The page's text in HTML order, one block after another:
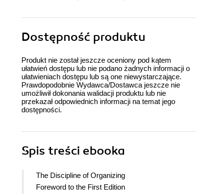
Dostępność produktu
Produkt nie został jeszcze oceniony pod kątem
ułatwień dostępu lub nie podano żadnych informacji o
ułatwieniach dostępu lub są one niewystarczające.
Prawdopodobnie Wydawca/Dostawca jeszcze nie
umożliwił dokonania walidacji produktu lub nie
przekazał odpowiednich informacji na temat jego
dostępności.
Spis treści ebooka
The Discipline of Organizing
Foreword to the First Edition